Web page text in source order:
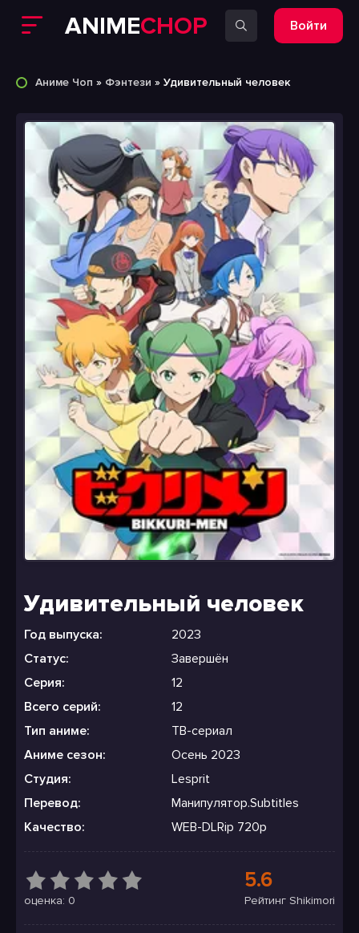
ANIMECHOP Войти
Аниме Чоп » Фэнтези » Удивительный человек
Удивительный человек
Год выпуска:
2023
Статус:
Завершён
Серия:
12
Всего серий:
12
Тип аниме:
ТВ-сериал
Аниме сезон:
Осень 2023
Студия:
Lesprit
Перевод:
Манипулятор.Subtitles
Качество:
WEB-DLRip 720p
оценка: 0
5.6
Рейтинг Shikimori